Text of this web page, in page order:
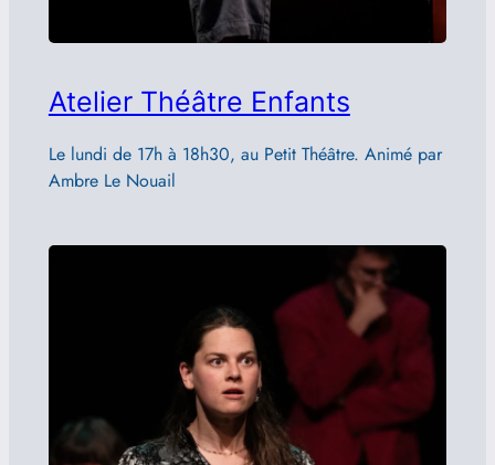
Atelier Théâtre Enfants
Le lundi de 17h à 18h30, au Petit Théâtre. Animé par
Ambre Le Nouail